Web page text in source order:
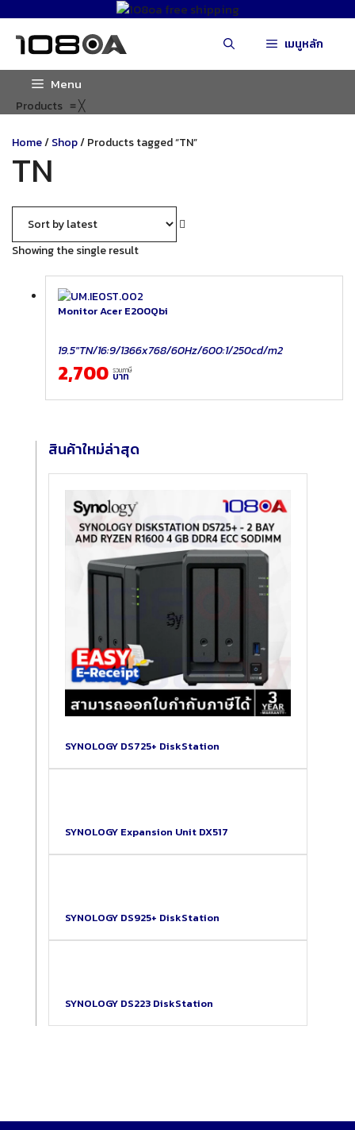
content
เมนูหลัก
Menu
Products ≡╳
Home/Shop/ Products tagged “TN”
TN
Showing the single result
Monitor Acer E200Qbi
19.5"TN/16:9/1366x768/60Hz/600:1/250cd/m2
2,700 รวมภาษี
บาท
สินค้าใหม่ล่าสุด
SYNOLOGY DS725+ DiskStation
SYNOLOGY Expansion Unit DX517
SYNOLOGY DS925+ DiskStation
SYNOLOGY DS223 DiskStation